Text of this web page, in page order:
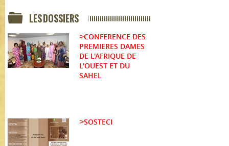
LES DOSSIERS
>CONFERENCE DES
PREMIERES DAMES
DE L'AFRIQUE DE
L'OUEST ET DU
SAHEL
>SOSTECI